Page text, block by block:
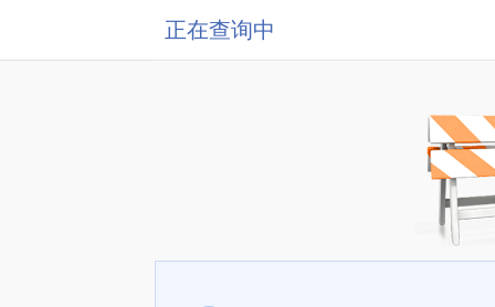
正在查询中